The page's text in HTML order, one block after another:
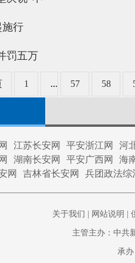
施行
罚五万
1 ... 57 58
江苏长安网 平安浙江网 河
湖南长安网 平安广西网 海
网 吉林省长安网 兵团政法综
关于我们 网站说明
主管主办：中共
承